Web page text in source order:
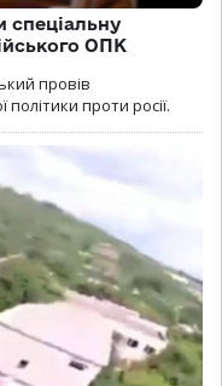
спеціальну
ОПК
провів
проти росії.